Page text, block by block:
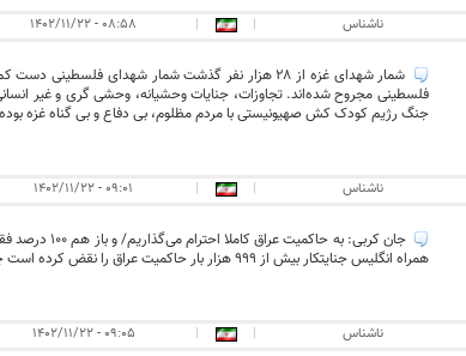
ناشناس |
| ۰۸:۵۸ - ۱۴۰۲/۱۱/۲۲
جنگ رژیم کودک کش صهیونیستی با مردم مظلوم، بی دفاع و بی گناه غزه
ناشناس |
| ۰۹:۰۱ - ۱۴۰۲/۱۱/۲۲
همراه انگلیس جنایتکار بیش از 999 هزار بار حاکمیت عراق را نقض کرده است چرا؟
ناشناس |
| ۰۹:۰۵ - ۱۴۰۲/۱۱/۲۲